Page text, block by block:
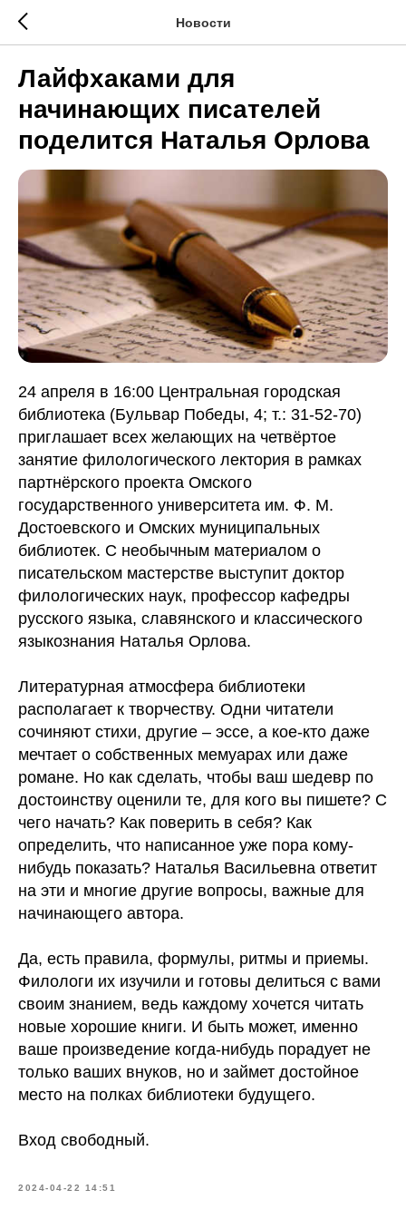
Новости
Лайфхаками для
начинающих писателей
поделится Наталья Орлова
24 апреля в 16:00 Центральная городская
библиотека (Бульвар Победы, 4; т.: 31-52-70)
приглашает всех желающих на четвёртое
занятие филологического лектория в рамках
партнёрского проекта Омского
государственного университета им. Ф. М.
Достоевского и Омских муниципальных
библиотек. С необычным материалом о
писательском мастерстве выступит доктор
филологических наук, профессор кафедры
русского языка, славянского и классического
языкознания Наталья Орлова.
Литературная атмосфера библиотеки
располагает к творчеству. Одни читатели
сочиняют стихи, другие – эссе, а кое-кто даже
мечтает о собственных мемуарах или даже
романе. Но как сделать, чтобы ваш шедевр по
достоинству оценили те, для кого вы пишете? С
чего начать? Как поверить в себя? Как
определить, что написанное уже пора кому-
нибудь показать? Наталья Васильевна ответит
на эти и многие другие вопросы, важные для
начинающего автора.
Да, есть правила, формулы, ритмы и приемы.
Филологи их изучили и готовы делиться с вами
своим знанием, ведь каждому хочется читать
новые хорошие книги. И быть может, именно
ваше произведение когда-нибудь порадует не
только ваших внуков, но и займет достойное
место на полках библиотеки будущего.
Вход свободный.
2024-04-22 14:51